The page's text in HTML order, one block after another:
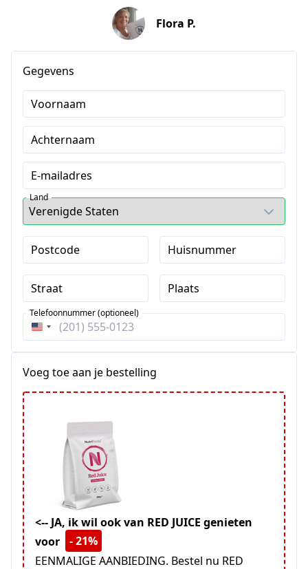
Flora P.
Gegevens
Voornaam
Achternaam
E-mailadres
Land
Postcode Huisnummer
Straat Plaats
Verenigde
Telefoonnummer (optioneel)
Voeg toe aan je bestelling
<-- JA, ik wil ook van RED JUICE genieten
voor
- 21%
EENMALIGE AANBIEDING. Bestel nu RED